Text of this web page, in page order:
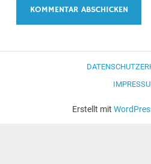
Erstellt mit